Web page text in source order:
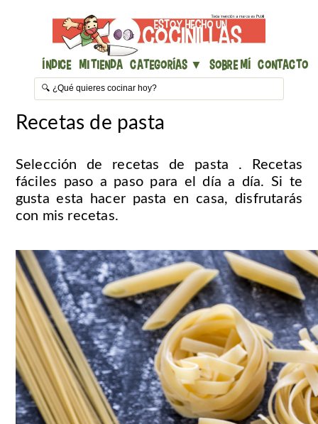
Índice Mi Tienda Categorías ▼ Sobre mí Contacto
Recetas de pasta
Selección de recetas de pasta . Recetas
fáciles paso a paso para el día a día. Si te
gusta esta hacer pasta en casa, disfrutarás
con mis recetas.